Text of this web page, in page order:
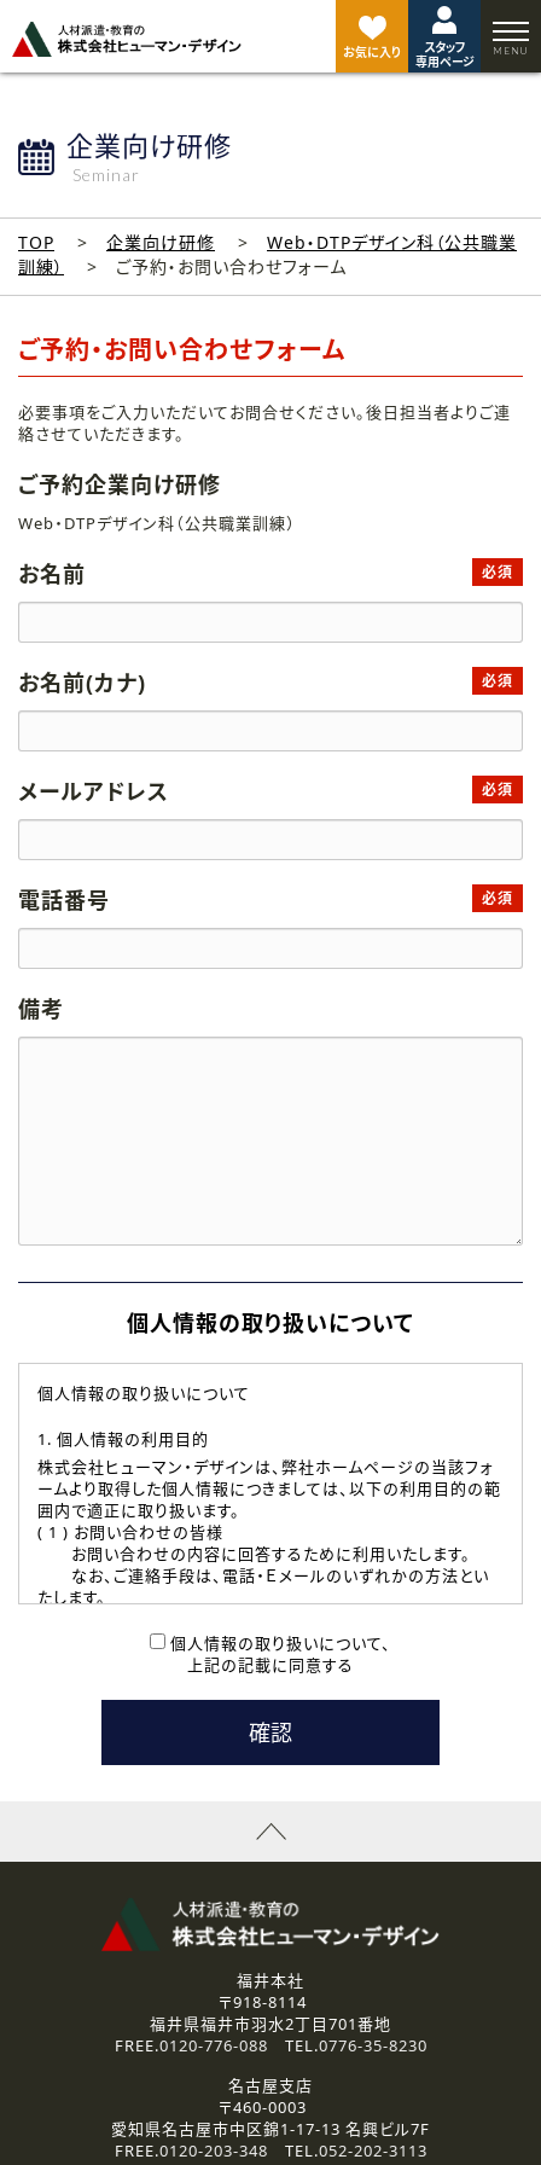
お気に入り
スタッフ
専用ページ
企業向け研修
Seminar
TOP 企業向け研修
Web・DTPデザイン科（公共職業
訓練）
ご予約・お問い合わせフォーム
ご予約・お問い合わせフォーム
必要事項をご入力いただいてお問合せください。後日担当者よりご連
絡させていただきます。
ご予約企業向け研修
Web・DTPデザイン科（公共職業訓練）
お名前 必須
お名前(カナ) 必須
メールアドレス 必須
電話番号 必須
備考
個人情報の取り扱いについて
個人情報の取り扱いについて
1. 個人情報の利用目的
株式会社ヒューマン・デザインは、弊社ホームページの当該フォ
ームより取得した個人情報につきましては、以下の利用目的の範
囲内で適正に取り扱います。
( 1 ) お問い合わせの皆様
お問い合わせの内容に回答するために利用いたします。
なお、ご連絡手段は、電話・Ｅメールのいずれかの方法とい
たします。
本登録に関するご連絡および本登録時の参考情報として利
たします。
( 3 ) スタッフ派遣を検討されている企業の皆様
お問い合わせの内容に回答するために利用いたします。
なお、ご連絡手段は、電話・Ｅメールのいずれかの方法とい
資料送付、受講相談に関するご連絡のために利用いたしま
その他、お問い合わせの内容に回答するために利用いたし
なお、ご連絡手段は、電話・Ｅメールのいずれかの方法とい
2.個人情報の第三者提供
ご提供いただいた個人情報は、法令等の規定に従う場合を除き、
3.個人情報の取り扱いの委託
弊社の定める個人情報保護の評価基準を満たした委託先に、個
人情報を委託する場合があります。
個人情報の取り扱いについて、
上記の記載に同意する
ジ
ト
福井本社
〒918-8114
福井県福井市羽水2丁目701番地
FREE.0120-776-088 TEL.0776-35-8230
名古屋支店
〒460-0003
愛知県名古屋市中区錦1-17-13 名興ビル7F
FREE.0120-203-348 TEL.052-202-3113